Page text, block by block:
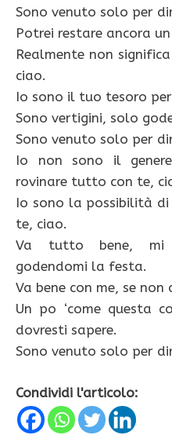
Sono venuto solo per
Potrei restare ancora
Realmente non
ciao.
Io sono il tuo tesoro
Sono vertigini, solo
Sono venuto solo per
Io non sono il
rovinare tutto con te,
Io sono la possibilità di
te, ciao.
Va tutto bene, mi
godendomi la festa.
Va bene con me, se
Un po ‘come questa
dovresti sapere.
Sono venuto solo per
Condividi l'articolo: